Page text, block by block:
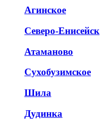
Агинское
Северо-Енисейск
Атаманово
Сухобузимское
Шила
Дудинка